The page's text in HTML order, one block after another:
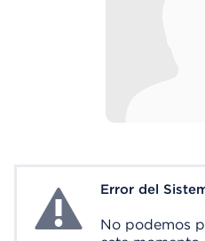
System ErrorError del
No podemos